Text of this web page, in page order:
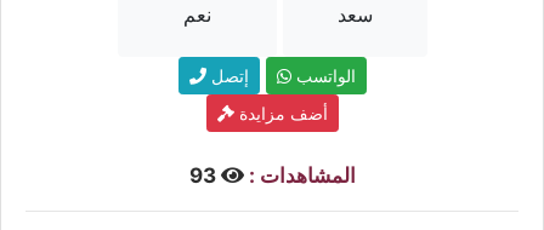
نعم
سعد
إتصل
الواتسب
أضف مزايدة
المشاهدات : 93